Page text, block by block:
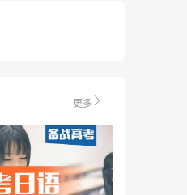
更多